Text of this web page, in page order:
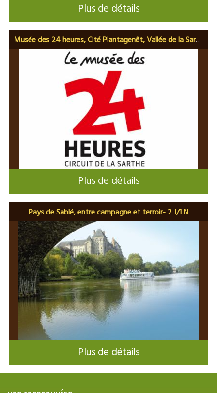
Plus de détails
Musée des 24 heures, Cité Plantagenêt, Vallée de la Sarthe - 2 J/1 N
Plus de détails
Pays de Sablé, entre campagne et terroir- 2 J/1 N
Plus de détails